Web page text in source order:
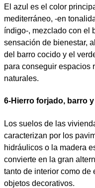
El azul es el color
mediterráneo, -en
índigo-, mezclado con el
sensación de bienestar,
del barro cocido y el
para conseguir espacios
naturales.
6-Hierro forjado, barro
Los suelos de las
caracterizan por los
hidráulicos o la madera
convierte en la gran
tanto de interior como de
objetos decorativos.